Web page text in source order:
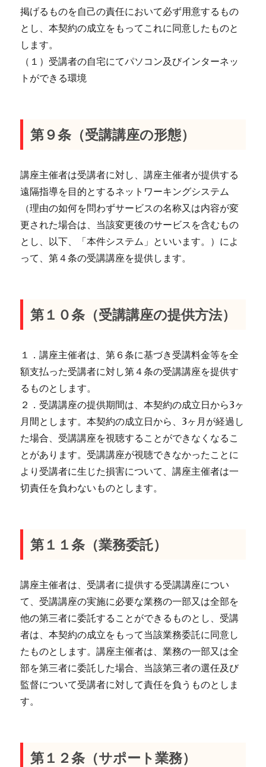
掲げるものを自己の責任において必ず用意するもの
とし、本契約の成立をもってこれに同意したものと
します。
（１）受講者の自宅にてパソコン及びインターネッ
トができる環境
第９条（受講講座の形態）
講座主催者は受講者に対し、講座主催者が提供する
遠隔指導を目的とするネットワーキングシステム
（理由の如何を問わずサービスの名称又は内容が変
更された場合は、当該変更後のサービスを含むもの
とし、以下、「本件システム」といいます。）によ
って、第４条の受講講座を提供します。
第１０条（受講講座の提供方法）
１．講座主催者は、第６条に基づき受講料金等を全
額支払った受講者に対し第４条の受講講座を提供す
るものとします。
２．受講講座の提供期間は、本契約の成立日から3ヶ
月間とします。本契約の成立日から、3ヶ月が経過し
た場合、受講講座を視聴することができなくなるこ
とがあります。受講講座が視聴できなかったことに
より受講者に生じた損害について、講座主催者は一
切責任を負わないものとします。
第１１条（業務委託）
講座主催者は、受講者に提供する受講講座につい
て、受講講座の実施に必要な業務の一部又は全部を
他の第三者に委託することができるものとし、受講
者は、本契約の成立をもって当該業務委託に同意し
たものとします。講座主催者は、業務の一部又は全
部を第三者に委託した場合、当該第三者の選任及び
監督について受講者に対して責任を負うものとしま
す。
第１２条（サポート業務）